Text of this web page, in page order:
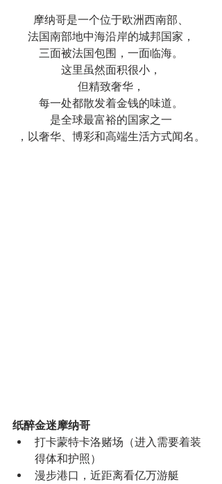
摩纳哥是一个位于欧洲西南部、
法国南部地中海沿岸的城邦国家，
三面被法国包围，一面临海。
这里虽然面积很小，
但精致奢华，
每一处都散发着金钱的味道。
是全球最富裕的国家之一
，以奢华、博彩和高端生活方式闻名。
纸醉金迷摩纳哥
打卡蒙特卡洛赌场（进入需要着装
得体和护照）
漫步港口，近距离看亿万游艇